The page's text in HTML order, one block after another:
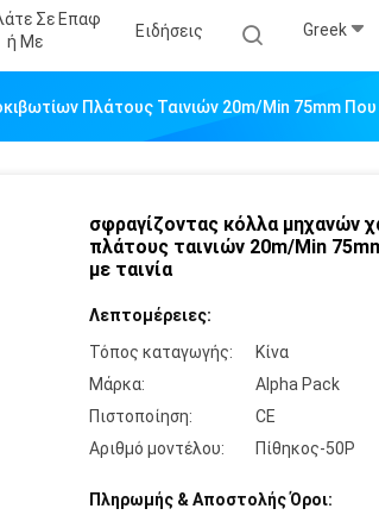
Σε Επαφ
Ή Με
Ειδήσεις Greek
Πλάτους Ταινιών 20m/Min 75mm Που
σφραγίζοντας κόλλα μηχανών
πλάτους ταινιών 20m/Min
με ταινία
Λεπτομέρειες:
Τόπος καταγωγής:
Κίνα
Μάρκα:
Alpha Pack
Πιστοποίηση:
CE
Αριθμό μοντέλου:
Πίθηκος-50P
Πληρωμής & Αποστολής Όροι: